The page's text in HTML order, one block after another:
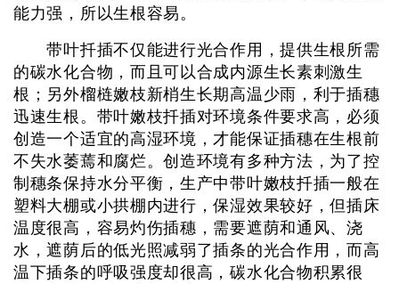
能力强，所以生根容易。
带叶扦插不仅能进行光合作用，提供生根所需
的碳水化合物，而且可以合成内源生长素刺激生
根；另外榴梿嫩枝新梢生长期高温少雨，利于插穗
迅速生根。带叶嫩枝扦插对环境条件要求高，必须
创造一个适宜的高湿环境，才能保证插穗在生根前
不失水萎蔫和腐烂。创造环境有多种方法，为了控
制穗条保持水分平衡，生产中带叶嫩枝扦插一般在
塑料大棚或小拱棚内进行，保湿效果较好，但插床
温度很高，容易灼伤插穗，需要遮荫和通风、浇
水，遮荫后的低光照减弱了插条的光合作用，而高
温下插条的呼吸强度却很高，碳水化合物积累很